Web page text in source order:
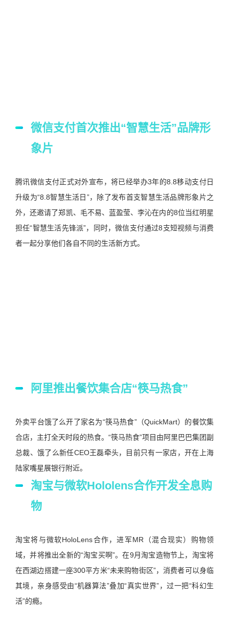
微信支付首次推出“智慧生活”品牌形
象片
腾讯微信支付正式对外宣布，将已经举办3年的8.8移动支付日
升级为“8.8智慧生活日”，除了发布首支智慧生活品牌形象片之
外，还邀请了郑凯、毛不易、蓝盈莹、李沁在内的8位当红明星
担任“智慧生活先锋派”，同时，微信支付通过8支短视频与消费
者一起分享他们各自不同的生活新方式。
阿里推出餐饮集合店“筷马热食”
外卖平台饿了么开了家名为“筷马热食”（QuickMart）的餐饮集
合店，主打全天时段的热食。“筷马热食”项目由阿里巴巴集团副
总裁、饿了么新任CEO王磊牵头，目前只有一家店，开在上海
陆家嘴星展银行附近。
淘宝与微软Hololens合作开发全息购
物
淘宝将与微软HoloLens合作，进军MR（混合现实）购物领
域，并将推出全新的“淘宝买啊”。在9月淘宝造物节上，淘宝将
在西湖边搭建一座300平方米“未来购物街区”，消费者可以身临
其境，亲身感受由“机器算法”叠加“真实世界”，过一把“科幻生
活”的瘾。